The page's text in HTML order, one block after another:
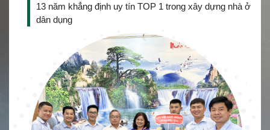
13 năm khẳng định uy tín TOP 1 trong xây dựng nhà ở
dân dụng